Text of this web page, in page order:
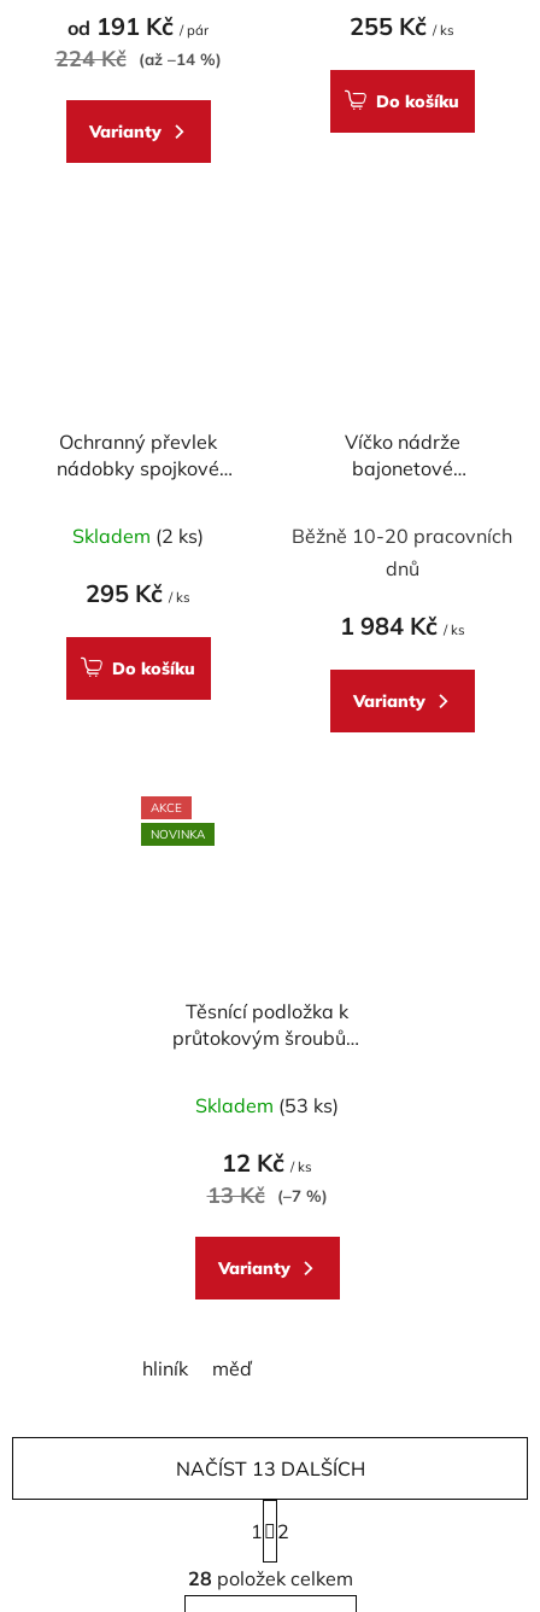
produktu
5
od 191 Kč / pár
224 Kč (až –14 %)
Varianty
255 Kč / ks
Do košíku
Ochranný převlek
nádobky spojkové
Skladem (2 ks)
295 Kč / ks
Do košíku
Víčko nádrže
bajonetové
KAWASAKI NINJA/Z
Běžně 10-20 pracovních
dnů
1 984 Kč / ks
Varianty
AKCE
NOVINKA
Těsnící podložka k
průtokovým šroubům
Skladem (53 ks)
12 Kč / ks
13 Kč (–7 %)
Varianty
hliník měď
O
v
NAČÍST 13 DALŠÍCH
S
t
r
á
n
1
2
28 položek celkem